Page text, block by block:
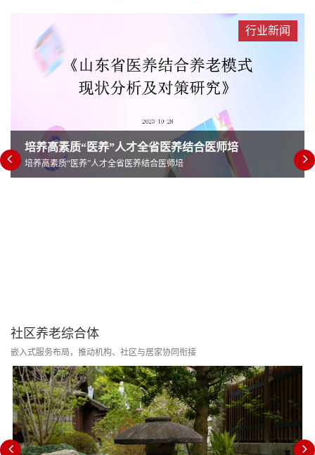
行业新闻
培养高素质“医养”人才全省医养结合医师培
培养高素质“医养”人才全省医养结合医师培
社区养老综合体
嵌入式服务布局，推动机构、社区与居家协同衔接